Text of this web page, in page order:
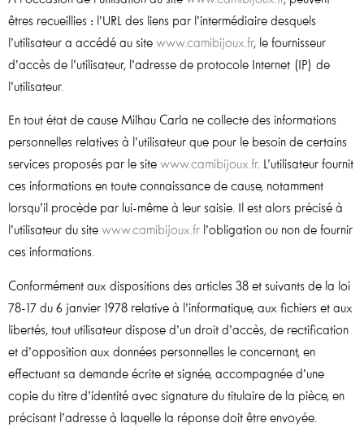
êtres recueillies : l’URL des liens par l’intermédiaire desquels
l’utilisateur a accédé au site www.camibijoux.fr, le fournisseur
d’accès de l’utilisateur, l’adresse de protocole Internet (IP) de
l’utilisateur.
En tout état de cause Milhau Carla ne collecte des informations
personnelles relatives à l’utilisateur que pour le besoin de certains
services proposés par le site www.camibijoux.fr. L’utilisateur fournit
ces informations en toute connaissance de cause, notamment
lorsqu’il procède par lui-même à leur saisie. Il est alors précisé à
l’utilisateur du site www.camibijoux.fr l’obligation ou non de fournir
ces informations.
Conformément aux dispositions des articles 38 et suivants de la loi
78-17 du 6 janvier 1978 relative à l’informatique, aux fichiers et aux
libertés, tout utilisateur dispose d’un droit d’accès, de rectification
et d’opposition aux données personnelles le concernant, en
effectuant sa demande écrite et signée, accompagnée d’une
copie du titre d’identité avec signature du titulaire de la pièce, en
précisant l’adresse à laquelle la réponse doit être envoyée.